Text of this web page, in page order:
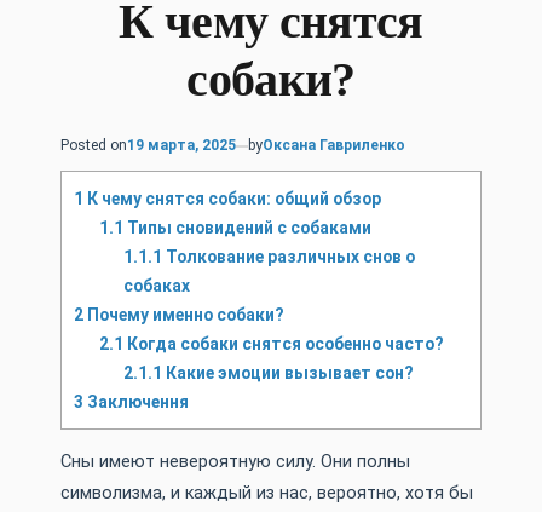
К чему снятся
собаки?
Posted on19 марта, 2025 byОксана Гавриленко
1 К чему снятся собаки: общий обзор
1.1 Типы сновидений с собаками
1.1.1 Толкование различных снов о
собаках
2 Почему именно собаки?
2.1 Когда собаки снятся особенно часто?
2.1.1 Какие эмоции вызывает сон?
3 Заключення
Сны имеют невероятную силу. Они полны
символизма, и каждый из нас, вероятно, хотя бы